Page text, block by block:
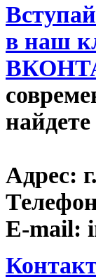
Вступай
в наш
Адрес:
E-mail: